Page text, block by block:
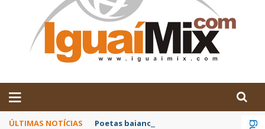
ÚLTIMAS NOTÍCIAS Poetas baianos representam o Brasil no